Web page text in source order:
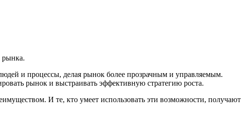
рынка.
и процессы, делая рынок более прозрачным и управляемым.
рынок и выстраивать эффективную стратегию роста.
И те, кто умеет использовать эти возможности, получают